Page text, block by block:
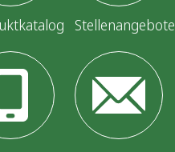
Stellenangebote